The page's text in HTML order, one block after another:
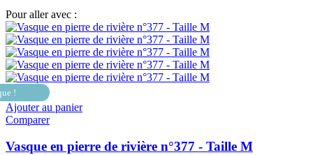
Pour aller avec :
!
Ajouter au panier
Comparer
Vasque en pierre de rivière n°377 - Taille M